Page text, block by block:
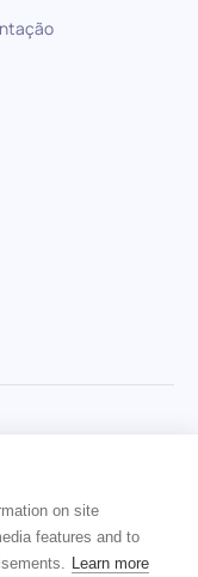
on site
features and to
Learn more